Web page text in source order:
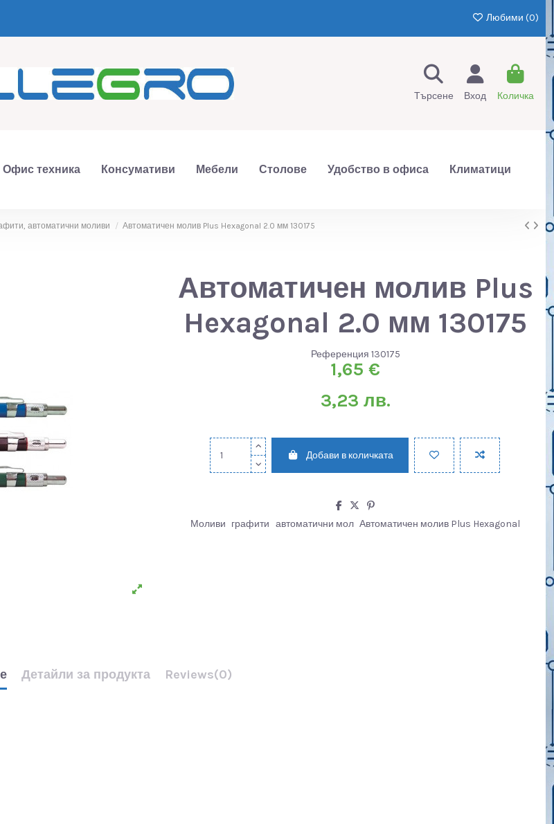
Любими (0)
Търсене Вход Количка
Офис техника Консумативи Мебели Столове Удобство в офиса Климатици
автоматични моливи Автоматичен молив Plus Hexagonal 2.0 мм 130175
Автоматичен молив Plus
Hexagonal 2.0 мм 130175
Референция 130175
1,65 €
3,23 лв.
Добави в количката
Моливи графити автоматични мол Автоматичен молив Plus Hexagonal
Детайли за продукта Reviews(0)